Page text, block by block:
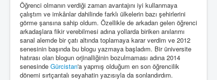
Öğrenci olmanın verdiği zaman avantajını iyi kullanmaya
çalıştım ve imkânlar dahilinde farklı ülkelerin bazı şehirlerini
görme şansına sahip oldum. Özellikle de arkadan gelen öğrenci
arkadaşlara fikir verebilmesi adına yollarda biriken anılarımı
sanal alemde bir çatı altında toplamaya karar verdim ve 2012
senesinin başında bu blogu yazmaya başladım. Bir üniversite
hatırası olan blogun orjinalliğinin bozulmaması adına 2014
senesinde Gürcistan'a yapmış olduğum en son öğrencilik
dönemi sırtçantalı seyahatin yazısıyla da sonlandırdım.